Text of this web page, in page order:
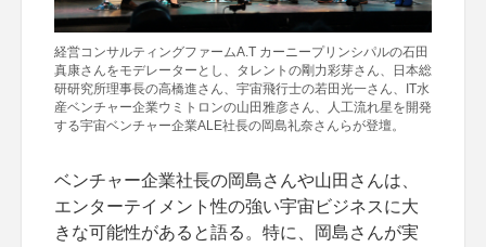
経営コンサルティングファームA.T カーニープリンシパルの石田
真康さんをモデレーターとし、タレントの剛力彩芽さん、日本総
研研究所理事長の高橋進さん、宇宙飛行士の若田光一さん、IT水
産ベンチャー企業ウミトロンの山田雅彦さん、人工流れ星を開発
する宇宙ベンチャー企業ALE社長の岡島礼奈さんらが登壇。
ベンチャー企業社長の岡島さんや山田さんは、
エンターテイメント性の強い宇宙ビジネスに大
きな可能性があると語る。特に、岡島さんが実